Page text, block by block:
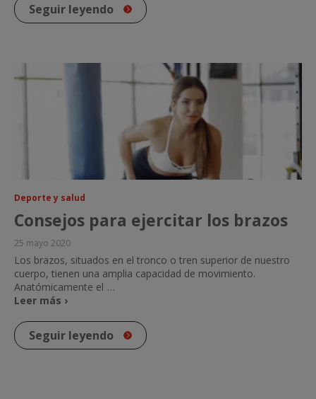
Seguir leyendo
Deporte y salud
Consejos para ejercitar los brazos
25 mayo 2020
Los brazos, situados en el tronco o tren superior de nuestro
cuerpo, tienen una amplia capacidad de movimiento.
Anatómicamente el …
Leer más ›
Seguir leyendo